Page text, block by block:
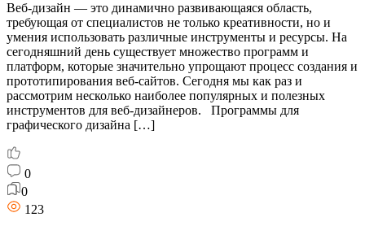
Веб-дизайн — это динамично развивающаяся область,
требующая от специалистов не только креативности, но и
умения использовать различные инструменты и ресурсы. На
сегодняшний день существует множество программ и
платформ, которые значительно упрощают процесс создания и
прототипирования веб-сайтов. Сегодня мы как раз и
рассмотрим несколько наиболее популярных и полезных
инструментов для веб-дизайнеров. Программы для
графического дизайна […]
0
0
123